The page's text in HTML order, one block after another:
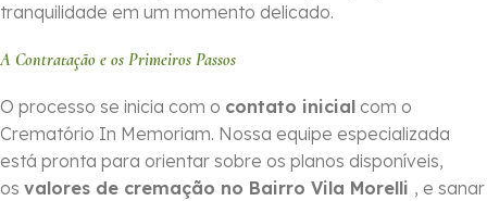
tranquilidade em um momento delicado.
A Contratação e os Primeiros Passos
O processo se inicia com o contato inicial com o
Crematório In Memoriam. Nossa equipe especializada
está pronta para orientar sobre os planos disponíveis,
os valores de cremação no Bairro Vila Morelli , e sanar